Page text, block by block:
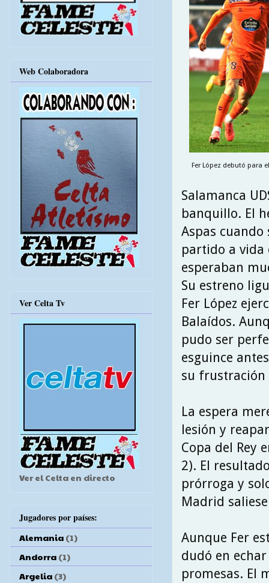
Fer López debutó para
Salamanca
banquillo. El
Aspas
partido a vida
esperaban
Su estreno
Fer López
Balaídos.
pudo ser
esguince
su
La espera
lesión y
Copa del Rey
2). El
prórroga y
Madrid
Aunque Fer
dudó en
promesas. El
Web Colaboradora
Ver Celta Tv
Ver el Celta en directo
Jugadores por países:
Alemania (1)
Andorra (1)
Argelia (3)